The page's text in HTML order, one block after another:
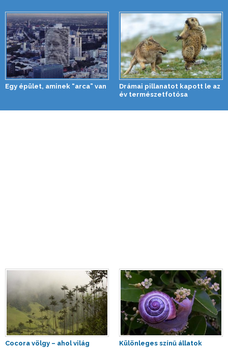
Egy épület, aminek “arca” van
Drámai pillanatot kapott le az
év természetfotósa
Cocora völgy – ahol világ
Különleges színű állatok